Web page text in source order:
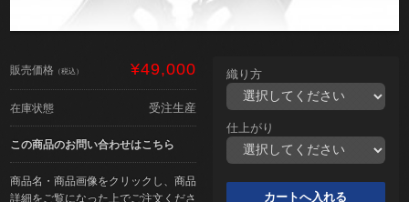
販売価格 （税込） ¥49,000
在庫状態 受注生産
この商品のお問い合わせはこちら
商品名・商品画像をクリックし、商品
詳細をご覧になった上でご注文くださ
織り方
仕上がり